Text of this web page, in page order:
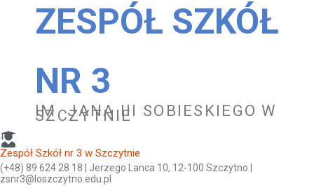
ZESPÓŁ SZKÓŁ
NR 3
IM. JANA III SOBIESKIEGO W
SZCZYTNIE
Zespół Szkół nr 3 w Szczytnie
(+48) 89 624 28 18 | Jerzego Lanca 10, 12-100 Szczytno |
zsnr3@loszczytno.edu.pl